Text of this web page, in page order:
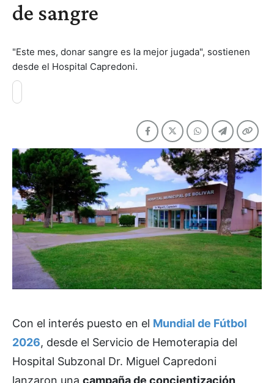
de sangre
"Este mes, donar sangre es la mejor jugada", sostienen
desde el Hospital Capredoni.
Con el interés puesto en el Mundial de Fútbol
2026, desde el Servicio de Hemoterapia del
Hospital Subzonal Dr. Miguel Capredoni
lanzaron una campaña de concientización